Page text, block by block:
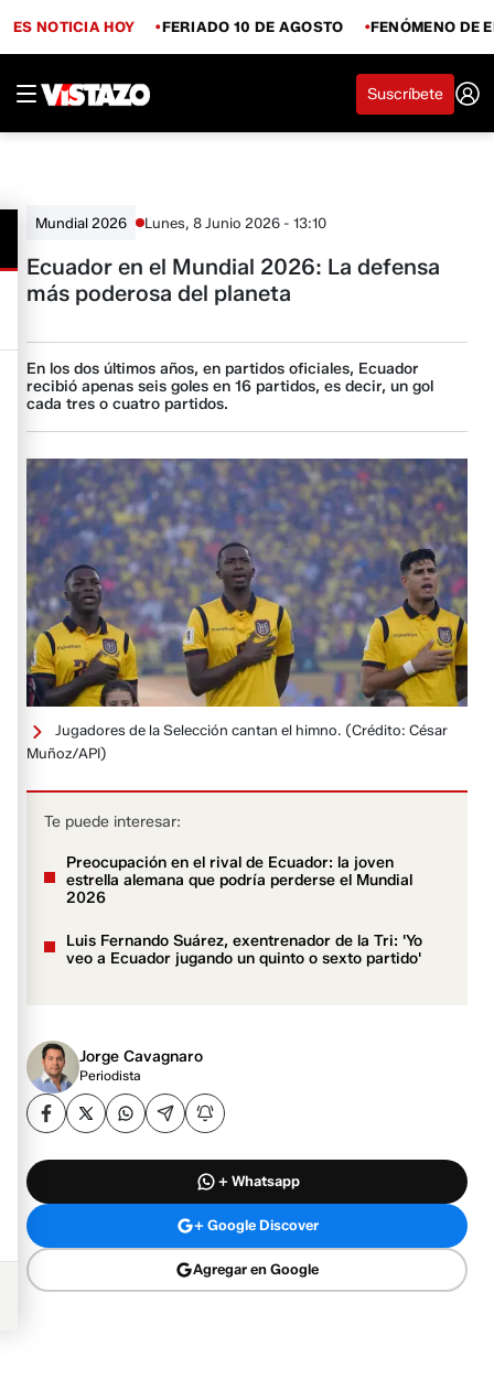
ES NOTICIA HOY FERIADO 10 DE AGOSTO FENÓMENO DE
Suscríbete
Mundial 2026 Lunes, 8 Junio 2026 - 13:10
Ecuador en el Mundial 2026: La defensa
más poderosa del planeta
En los dos últimos años, en partidos oficiales, Ecuador
recibió apenas seis goles en 16 partidos, es decir, un gol
cada tres o cuatro partidos.
Jugadores de la Selección cantan el himno. (Crédito: César
Muñoz/API)
Te puede interesar:
Preocupación en el rival de Ecuador: la joven
estrella alemana que podría perderse el Mundial
2026
Luis Fernando Suárez, exentrenador de la Tri: 'Yo
veo a Ecuador jugando un quinto o sexto partido'
Jorge Cavagnaro
Periodista
+ Whatsapp
+ Google Discover
Agregar en Google